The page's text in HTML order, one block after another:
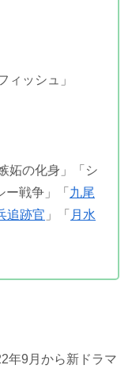
ィッシュ」
妬の化身」「シ
戦争」「 九尾
追跡官 」「 月水
年9月から新ドラマ